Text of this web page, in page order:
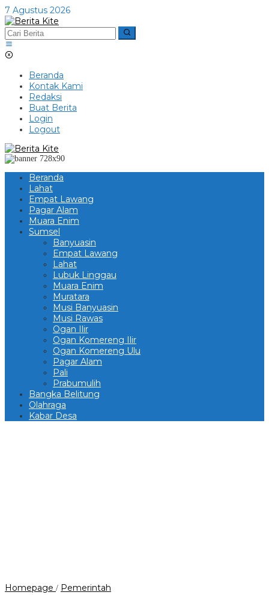
Lewati
ke
konten
7 Agustus 2026
Beranda
Kontak Kami
Redaksi
Buat Berita
Login
Logout
Beranda
Lahat
Empat Lawang
Pagar Alam
Muara Enim
Sumsel
Banyuasin
Empat Lawang
Lahat
Lubuk Linggau
Muara Enim
Muratara
Musi Banyuasin
Musi Rawas
Ogan Ilir
Ogan Komereng Ilir
Ogan Komereng Ulu
Pagar Alam
Pali
Prabumulih
Bangka Belitung
Olahraga
Kabar Desa
Homepage / Pemerintah